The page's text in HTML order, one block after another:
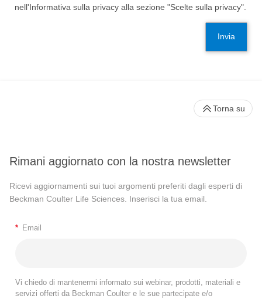
nell'Informativa sulla privacy alla sezione "Scelte sulla privacy".
Invia
Rimani aggiornato con la nostra newsletter
Ricevi aggiornamenti sui tuoi argomenti preferiti dagli esperti di
Beckman Coulter Life Sciences. Inserisci la tua email.
* Email
Vi chiedo di mantenermi informato sui webinar, prodotti, materiali e
servizi offerti da Beckman Coulter e le sue partecipate e/o
Torna su